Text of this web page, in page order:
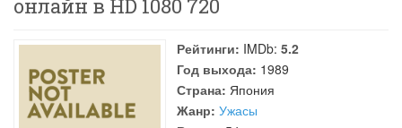
онлайн в HD 1080 720
Рейтинги: IMDb: 5.2
Год выхода: 1989
Страна: Япония
Жанр: Ужасы